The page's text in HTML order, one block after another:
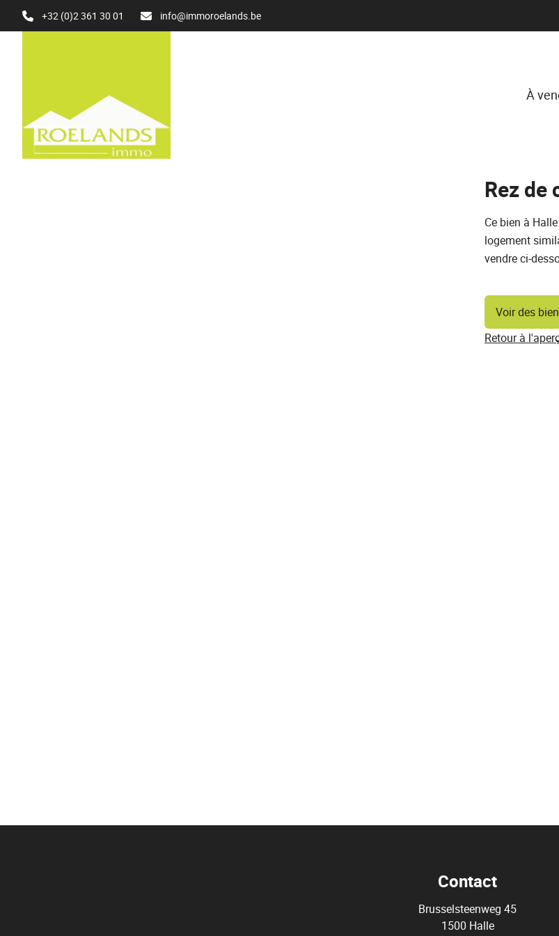
Aller au contenu principal
+32 (0)2 361 30 01 info@immoroelands.be
À
Rez de
Ce bien à
logement
vendre ci-
Voir des
Retour à
Contact
Brusselsteenweg 45
1500 Halle